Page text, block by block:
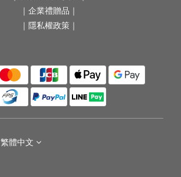
｜ 企業禮贈品 ｜
｜隱私權政策｜
繁體中文